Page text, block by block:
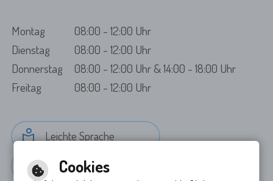
Montag
08:00 - 12:00 Uhr
Dienstag
08:00 - 12:00 Uhr
Donnerstag
08:00 - 12:00 Uhr & 14:00 - 18:00 Uhr
Freitag
08:00 - 12:00 Uhr
Leichte Sprache
Gebärdensprache
Cookies